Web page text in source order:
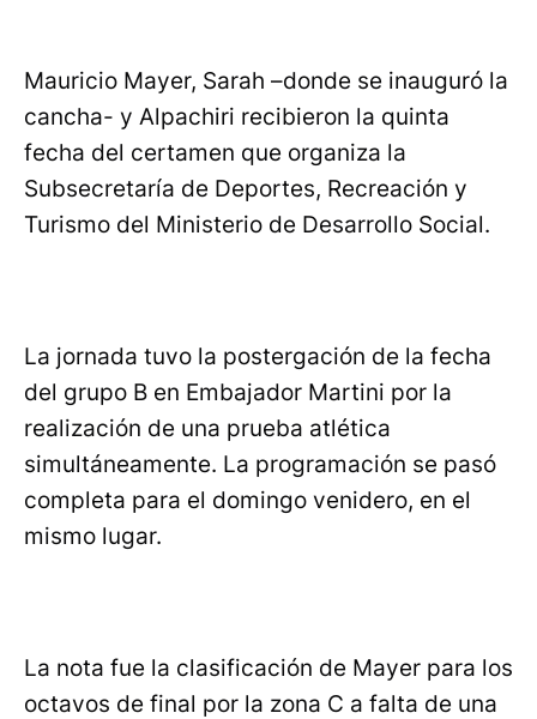
Mauricio Mayer, Sarah –donde se inauguró la
cancha- y Alpachiri recibieron la quinta
fecha del certamen que organiza la
Subsecretaría de Deportes, Recreación y
Turismo del Ministerio de Desarrollo Social.
La jornada tuvo la postergación de la fecha
del grupo B en Embajador Martini por la
realización de una prueba atlética
simultáneamente. La programación se pasó
completa para el domingo venidero, en el
mismo lugar.
La nota fue la clasificación de Mayer para los
octavos de final por la zona C a falta de una